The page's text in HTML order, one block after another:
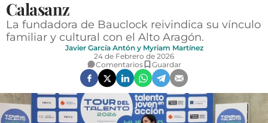
TURISMO
AGROALIMENTACIÓN
SOCIEDAD
OPINIÓN
Calasanz
La fundadora de Bauclock reivindica su vínculo
familiar y cultural con el Alto Aragón.
Javier García Antón y Myriam Martínez
24 de Febrero de 2026
Comentarios
Guardar